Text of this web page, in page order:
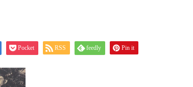
Pocket RSS feedly Pin it